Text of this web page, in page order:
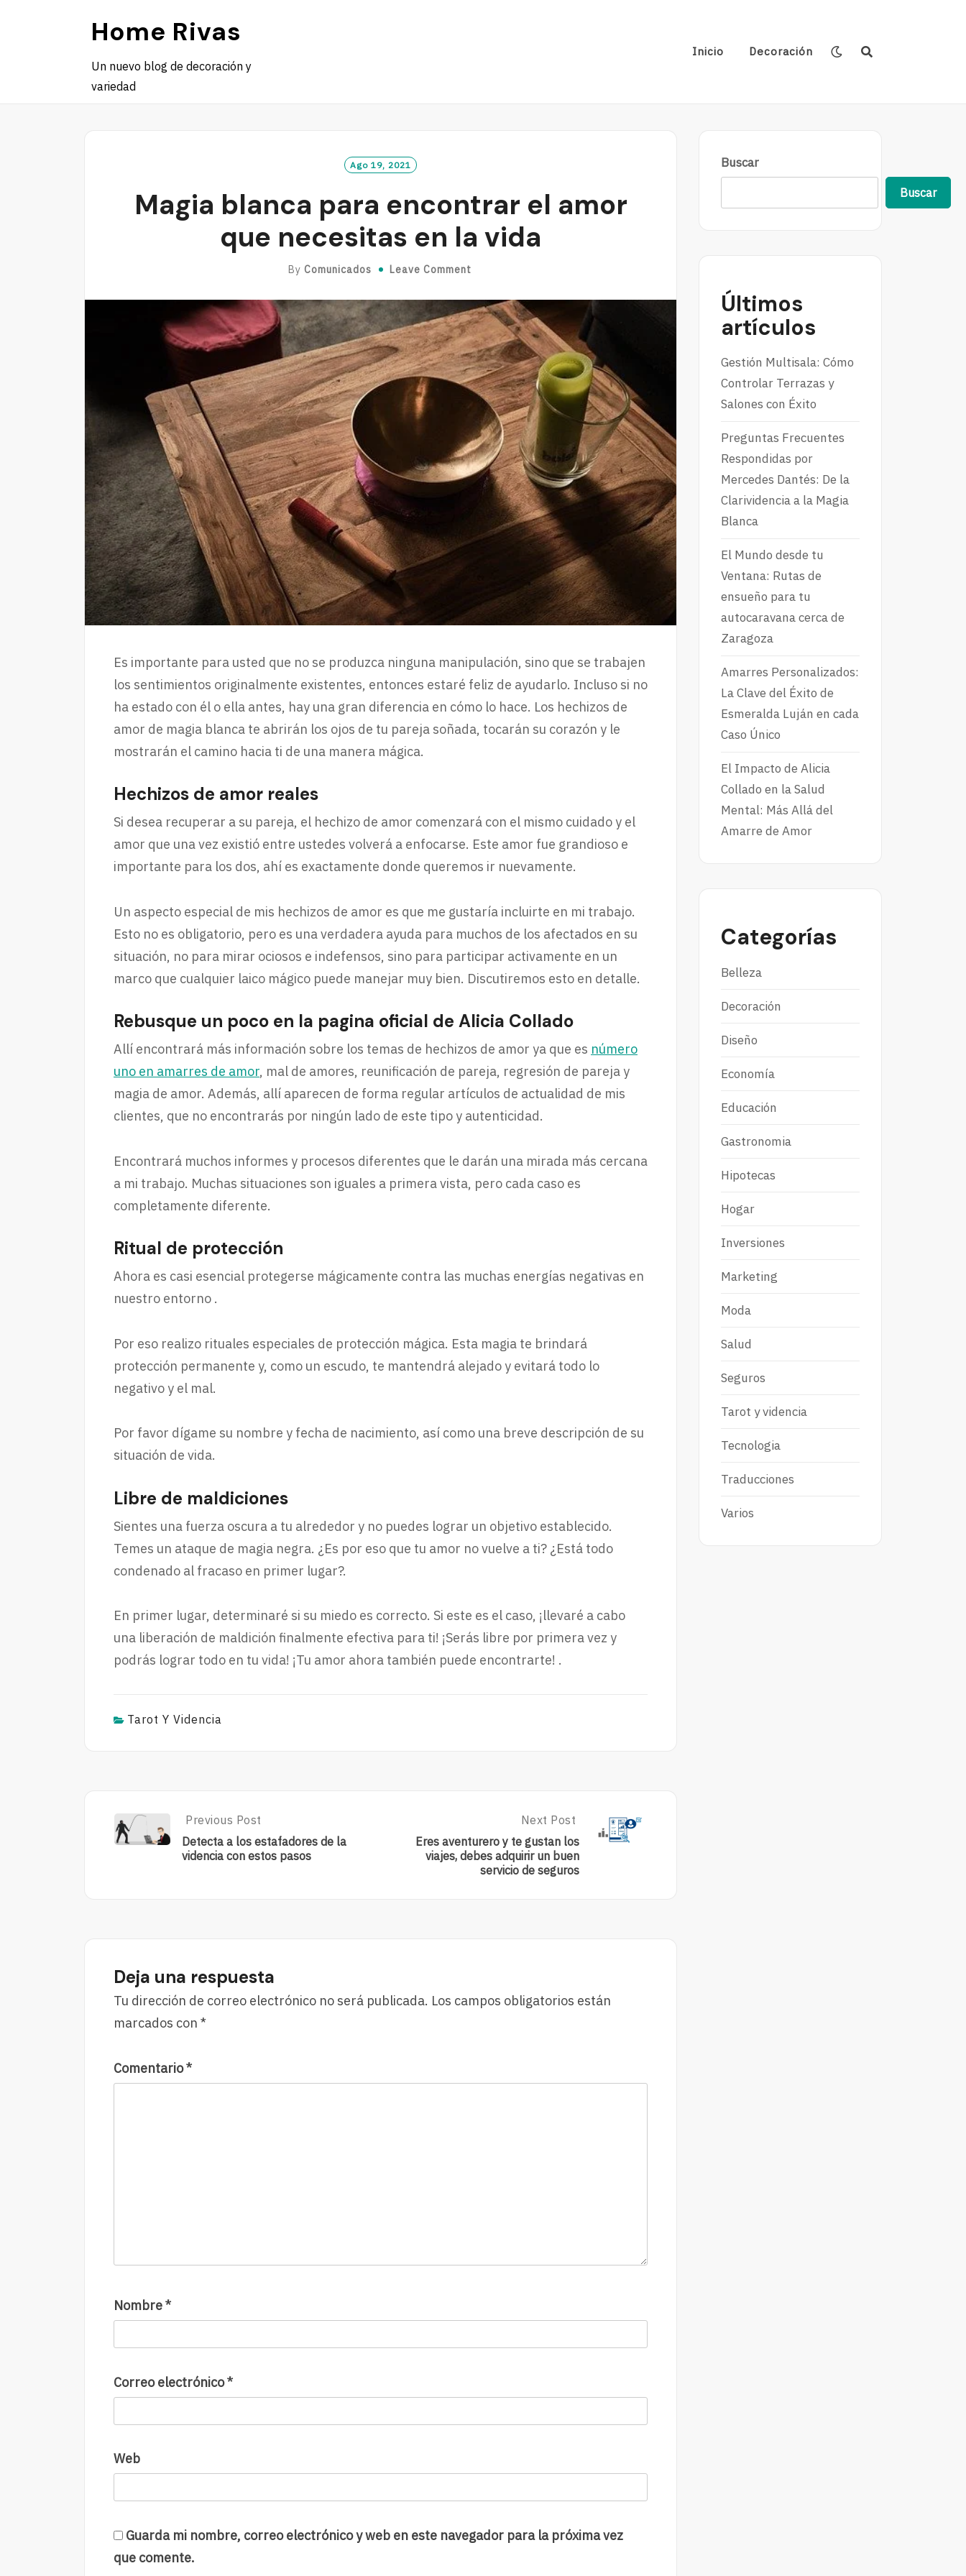
Home Rivas
Un nuevo blog de decoración y
variedad
Inicio Decoración
Ago 19, 2021
Magia blanca para encontrar el amor
que necesitas en la vida
By Comunicados Leave Comment
Es importante para usted que no se produzca ninguna manipulación, sino que se trabajen
los sentimientos originalmente existentes, entonces estaré feliz de ayudarlo. Incluso si no
ha estado con él o ella antes, hay una gran diferencia en cómo lo hace. Los hechizos de
amor de magia blanca te abrirán los ojos de tu pareja soñada, tocarán su corazón y le
mostrarán el camino hacia ti de una manera mágica.
Hechizos de amor reales
Si desea recuperar a su pareja, el hechizo de amor comenzará con el mismo cuidado y el
amor que una vez existió entre ustedes volverá a enfocarse. Este amor fue grandioso e
importante para los dos, ahí es exactamente donde queremos ir nuevamente.
Un aspecto especial de mis hechizos de amor es que me gustaría incluirte en mi trabajo.
Esto no es obligatorio, pero es una verdadera ayuda para muchos de los afectados en su
situación, no para mirar ociosos e indefensos, sino para participar activamente en un
marco que cualquier laico mágico puede manejar muy bien. Discutiremos esto en detalle.
Rebusque un poco en la pagina oficial de Alicia Collado
Allí encontrará más información sobre los temas de hechizos de amor ya que es número
uno en amarres de amor, mal de amores, reunificación de pareja, regresión de pareja y
magia de amor. Además, allí aparecen de forma regular artículos de actualidad de mis
clientes, que no encontrarás por ningún lado de este tipo y autenticidad.
Encontrará muchos informes y procesos diferentes que le darán una mirada más cercana
a mi trabajo. Muchas situaciones son iguales a primera vista, pero cada caso es
completamente diferente.
Ritual de protección
Ahora es casi esencial protegerse mágicamente contra las muchas energías negativas en
nuestro entorno .
Por eso realizo rituales especiales de protección mágica. Esta magia te brindará
protección permanente y, como un escudo, te mantendrá alejado y evitará todo lo
negativo y el mal.
Por favor dígame su nombre y fecha de nacimiento, así como una breve descripción de su
situación de vida.
Libre de maldiciones
Sientes una fuerza oscura a tu alrededor y no puedes lograr un objetivo establecido.
Temes un ataque de magia negra. ¿Es por eso que tu amor no vuelve a ti? ¿Está todo
condenado al fracaso en primer lugar?.
En primer lugar, determinaré si su miedo es correcto. Si este es el caso, ¡llevaré a cabo
una liberación de maldición finalmente efectiva para ti! ¡Serás libre por primera vez y
podrás lograr todo en tu vida! ¡Tu amor ahora también puede encontrarte! .
Tarot Y Videncia
Post
navigation
Previous
Post:
Detecta
Pasos
Previous Post
Detecta a los estafadores de la
videncia con estos pasos
Next
Post:
Eres
Aventurero
Buen
Servicio
Next Post
Eres aventurero y te gustan los
viajes, debes adquirir un buen
servicio de seguros
Deja una respuesta
Tu dirección de correo electrónico no será publicada. Los campos obligatorios están
marcados con *
Comentario*
Nombre*
Correo electrónico*
Web
Guarda mi nombre, correo electrónico y web en este navegador para la próxima vez
que comente.
Buscar
Buscar
Últimos
artículos
Gestión Multisala: Cómo
Controlar Terrazas y
Salones con Éxito
Preguntas Frecuentes
Respondidas por
Mercedes Dantés: De la
Clarividencia a la Magia
Blanca
El Mundo desde tu
Ventana: Rutas de
ensueño para tu
autocaravana cerca de
Zaragoza
Amarres Personalizados:
La Clave del Éxito de
Esmeralda Luján en cada
Caso Único
El Impacto de Alicia
Collado en la Salud
Mental: Más Allá del
Amarre de Amor
Categorías
Belleza
Decoración
Diseño
Economía
Educación
Gastronomia
Hipotecas
Hogar
Inversiones
Marketing
Moda
Salud
Seguros
Tarot y videncia
Tecnologia
Traducciones
Varios